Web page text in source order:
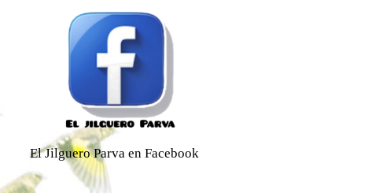
El Jilguero Parva en Facebook